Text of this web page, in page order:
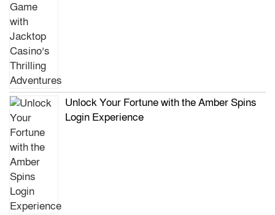
Unlock Your Fortune with the Amber Spins
Login Experience